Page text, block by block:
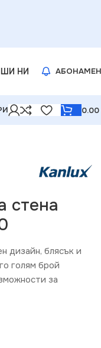
НИ
0.00
стена
дизайн, блясък и
голям брой
за